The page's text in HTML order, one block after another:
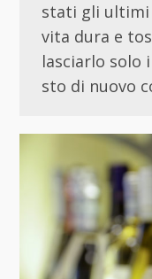
stati gli ultimi
vita dura e
lasciarlo solo
sto di nuovo